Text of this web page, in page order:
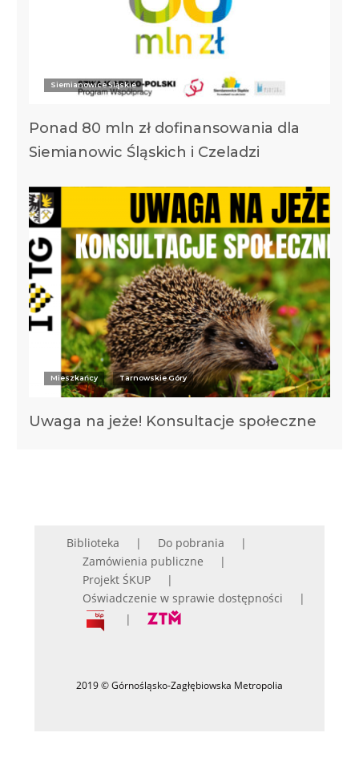
Siemianowice Śląskie
Ponad 80 mln zł dofinansowania dla
Siemianowic Śląskich i Czeladzi
Mieszkańcy Tarnowskie Góry
Uwaga na jeże! Konsultacje społeczne
Biblioteka
Do pobrania
Zamówienia publiczne
Projekt ŚKUP
Oświadczenie w sprawie dostępności
2019 © Górnośląsko-Zagłębiowska Metropolia